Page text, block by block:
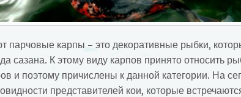
парчовые карпы – это декоративные рыбки,
сазана. К этому виду карпов принято относить
и поэтому причислены к данной категории. На
представителей кои, которые